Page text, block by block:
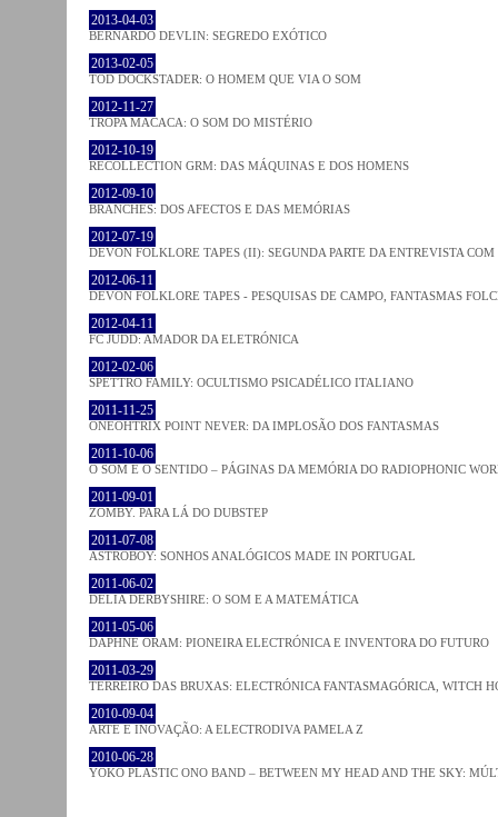
2013-04-03
BERNARDO DEVLIN: SEGREDO EXÓTICO
2013-02-05
TOD DOCKSTADER: O HOMEM QUE VIA O SOM
2012-11-27
TROPA MACACA: O SOM DO MISTÉRIO
2012-10-19
RECOLLECTION GRM: DAS MÁQUINAS E DOS HOMENS
2012-09-10
BRANCHES: DOS AFECTOS E DAS MEMÓRIAS
2012-07-19
DEVON FOLKLORE TAPES (II): SEGUNDA PARTE DA ENTREVISTA
2012-06-11
DEVON FOLKLORE TAPES - PESQUISAS DE CAMPO, FANTASMAS
2012-04-11
FC JUDD: AMADOR DA ELETRÓNICA
2012-02-06
SPETTRO FAMILY: OCULTISMO PSICADÉLICO ITALIANO
2011-11-25
ONEOHTRIX POINT NEVER: DA IMPLOSÃO DOS FANTASMAS
2011-10-06
O SOM E O SENTIDO – PÁGINAS DA MEMÓRIA DO RADIOPHONIC
2011-09-01
ZOMBY. PARA LÁ DO DUBSTEP
2011-07-08
ASTROBOY: SONHOS ANALÓGICOS MADE IN PORTUGAL
2011-06-02
DELIA DERBYSHIRE: O SOM E A MATEMÁTICA
2011-05-06
DAPHNE ORAM: PIONEIRA ELECTRÓNICA E INVENTORA DO FUTURO
2011-03-29
TERREIRO DAS BRUXAS: ELECTRÓNICA FANTASMAGÓRICA, WITCH
2010-09-04
ARTE E INOVAÇÃO: A ELECTRODIVA PAMELA Z
2010-06-28
YOKO PLASTIC ONO BAND – BETWEEN MY HEAD AND THE SKY: